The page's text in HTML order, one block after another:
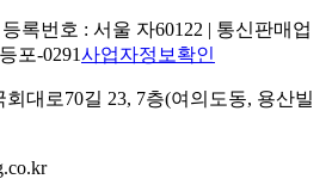
록번호 : 서울 자60122 | 통신판매업
포-0291사업자정보확인
대로70길 23, 7층(여의도동, 용산빌